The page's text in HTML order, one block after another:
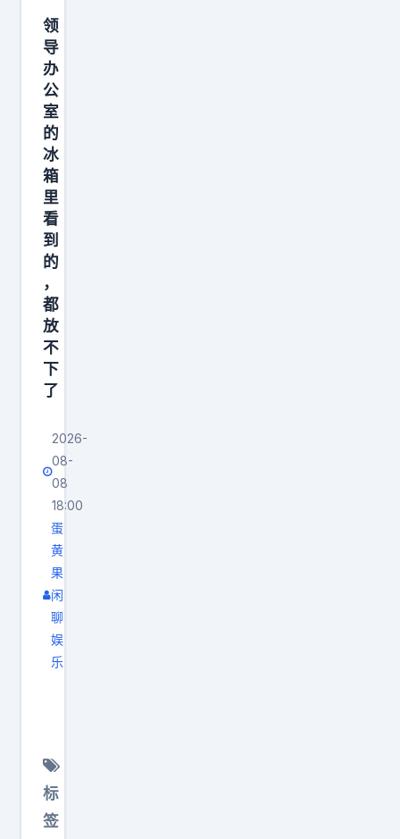
来
大
回
报
。
在
职
场
也
是
如
此
，
新
晋
领
者
善
待
员
工
，
用
赞
美
认
，
能
留
常
用
的
5
种
手
段
领
导
办
公
室
的
冰
箱
里
看
到
的
，
都
放
不
下
了
2026-
08-
08
18:00
蛋
黄
果
闲
聊
娱
乐
公
室
的
标
签